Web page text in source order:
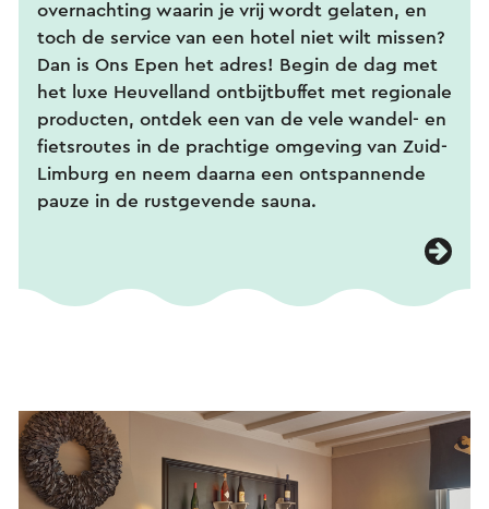
overnachting waarin je vrij wordt gelaten, en
toch de service van een hotel niet wilt missen?
Dan is Ons Epen het adres! Begin de dag met
het luxe Heuvelland ontbijtbuffet met regionale
producten, ontdek een van de vele wandel- en
fietsroutes in de prachtige omgeving van Zuid-
Limburg en neem daarna een ontspannende
pauze in de rustgevende sauna.